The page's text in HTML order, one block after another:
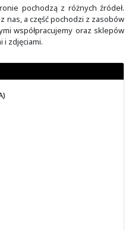
naszej stronie treści i
i nie stanowią oferty
cywilnego oraz
i bez uprzedzenia lub
Dokładamy starań,
były zgodne ze
że nie zawierają
za skutki
przez nas informacji, w
na podstawie tych